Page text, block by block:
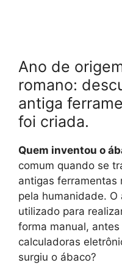
Ano de
romano:
antiga
foi criada.
Quem inventou o
comum quando se
antigas ferramentas
pela humanidade.
utilizado para
forma manual,
calculadoras
surgiu o ábaco?